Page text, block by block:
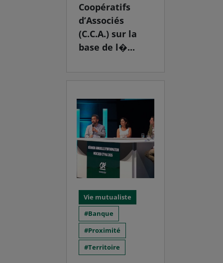
Coopératifs
d’Associés
(C.C.A.) sur la
base de l�...
Vie mutualiste
Banque
Proximité
Territoire